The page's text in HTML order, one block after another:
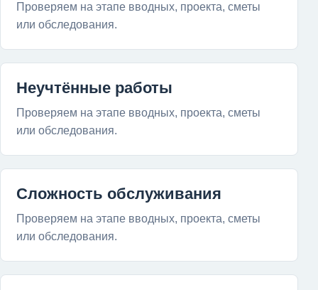
Проверяем на этапе вводных, проекта, сметы
или обследования.
Неучтённые работы
Проверяем на этапе вводных, проекта, сметы
или обследования.
Сложность обслуживания
Проверяем на этапе вводных, проекта, сметы
или обследования.